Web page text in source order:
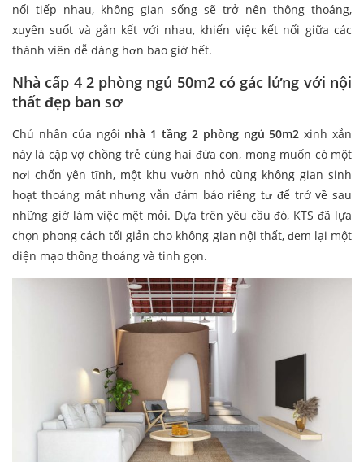
nối tiếp nhau, không gian sống sẽ trở nên thông thoáng,
xuyên suốt và gắn kết với nhau, khiến việc kết nối giữa các
thành viên dễ dàng hơn bao giờ hết.
Nhà cấp 4 2 phòng ngủ 50m2 có gác lửng với nội
thất đẹp ban sơ
Chủ nhân của ngôi nhà 1 tầng 2 phòng ngủ 50m2 xinh xắn
này là cặp vợ chồng trẻ cùng hai đứa con, mong muốn có một
nơi chốn yên tĩnh, một khu vườn nhỏ cùng không gian sinh
hoạt thoáng mát nhưng vẫn đảm bảo riêng tư để trở về sau
những giờ làm việc mệt mỏi. Dựa trên yêu cầu đó, KTS đã lựa
chọn phong cách tối giản cho không gian nội thất, đem lại một
diện mạo thông thoáng và tinh gọn.